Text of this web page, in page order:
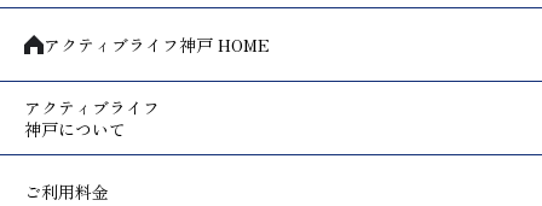
アクティブライフ神戸 HOME
アクティブライフ
神戸について
ご利用料金